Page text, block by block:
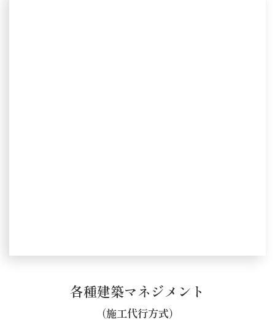
各種建築マネジメント
（施工代行方式）